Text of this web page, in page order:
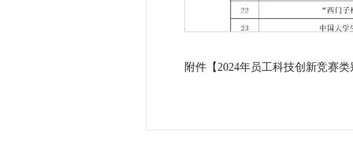
附件【 2024年员工科技创新竞赛